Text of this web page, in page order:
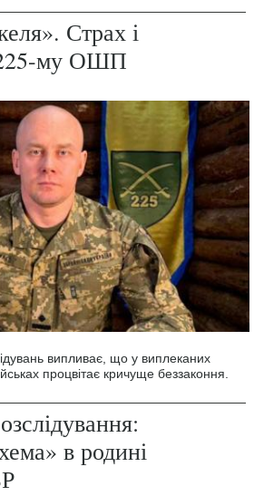
Страх і
225-му ОШП
випливає, що у виплеканих
процвітає кричуще беззаконня.
в родині